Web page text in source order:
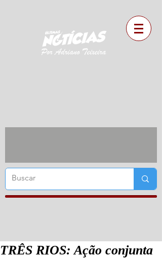
TRÊS RIOS: Ação conjunta